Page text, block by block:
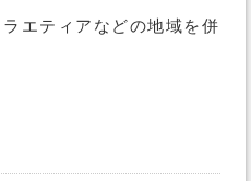
エティアなどの地域を併